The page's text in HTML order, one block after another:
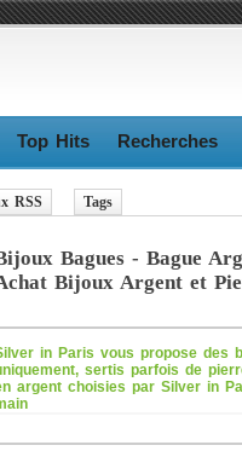
Top Hits Recherches
RSS Tags
Bagues - Bague
Bijoux Argent et
in Paris vous propose des
sertis parfois de
argent choisies par Silver in